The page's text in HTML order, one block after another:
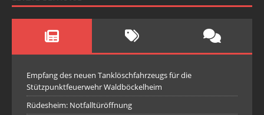
Empfang des neuen Tanklöschfahrzeugs für die
Stützpunktfeuerwehr Waldböckelheim
Rüdesheim: Notfalltüröffnung